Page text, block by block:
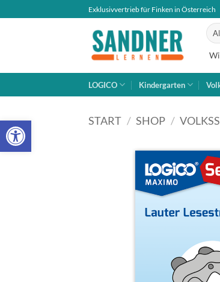
Open toolbar
Inhalt
Exklusivvertrieb für Finken in Österreich
LOGICO Kindergarten
START / SHOP /